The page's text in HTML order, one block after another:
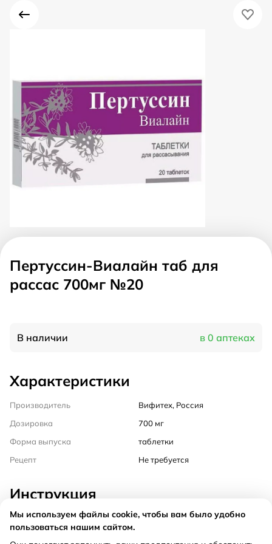
Пертуссин-Виалайн таб для
рассас 700мг №20
В наличии в 0 аптеках
Характеристики
Производитель
Вифитех, Россия
Дозировка
700 мг
Форма выпуска
таблетки
Рецепт
Не требуется
Инструкция
Состав
Мы используем файлы cookie, чтобы вам было удобно
пользоваться нашим сайтом.